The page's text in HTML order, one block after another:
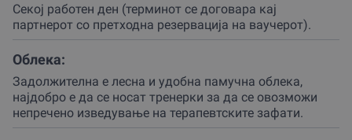
Третманот се одвива во професионалниот и мирен
амбиент на центарот ЕМА во Скопје, каде секој детал е
подреден на твојата удобност.
Јумеихо методот е специфична јапонска терапевтска
техника која се базира на притискање на одредени
точки и внимателна манипулација на зглобовите со
цел да се врати природната рамнотежа на целиот
скелетен систем.
Секој работен ден (терминот се договара кај
партнерот со претходна резервација на ваучерот).
Облека:
Задолжителна е лесна и удобна памучна облека,
најдобро е да се носат тренерки за да се овозможи
непречено изведување на терапевтските зафати.